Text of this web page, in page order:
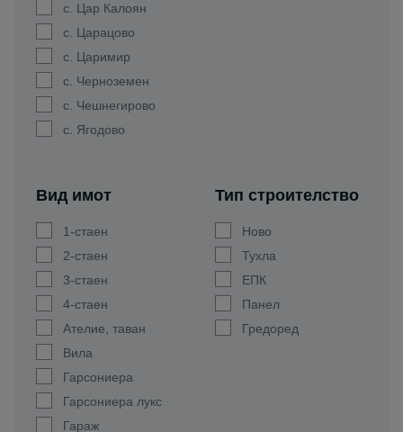
с. Цар Калоян
с. Царацово
с. Царимир
с. Черноземен
с. Чешнегирово
с. Ягодово
Вид имот
1-стаен
2-стаен
3-стаен
4-стаен
Ателие, таван
Вила
Гарсониера
Гарсониера лукс
Гараж
Тип строителство
Ново
Тухла
ЕПК
Панел
Гредоред